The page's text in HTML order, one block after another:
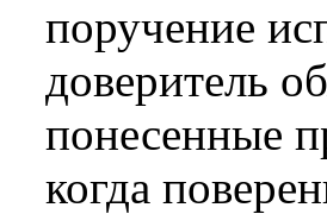
поручение
доверитель
понесенные
когда